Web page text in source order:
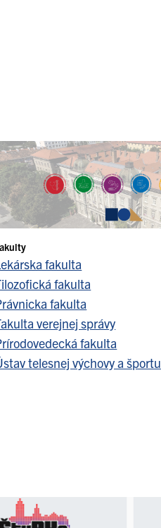
fakulta
fakulta
fakulta
verejnej správy
fakulta
telesnej výchovy a športu